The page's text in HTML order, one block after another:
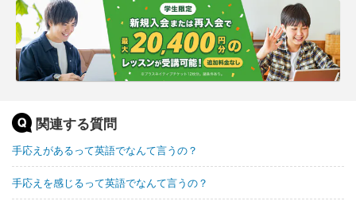
関連する質問
手応えがあるって英語でなんて言うの？
手応えを感じるって英語でなんて言うの？